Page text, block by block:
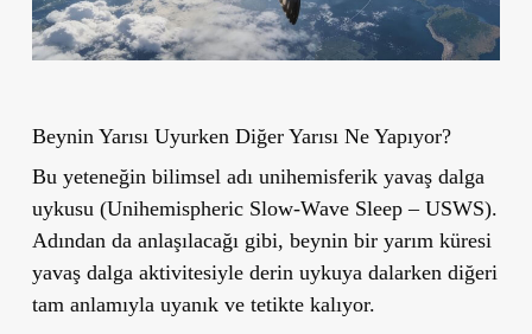
Beynin Yarısı Uyurken Diğer Yarısı Ne Yapıyor?
Bu yeteneğin bilimsel adı unihemisferik yavaş dalga
uykusu (Unihemispheric Slow-Wave Sleep – USWS).
Adından da anlaşılacağı gibi, beynin bir yarım küresi
yavaş dalga aktivitesiyle derin uykuya dalarken diğeri
tam anlamıyla uyanık ve tetikte kalıyor.